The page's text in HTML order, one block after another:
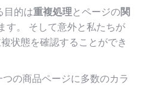
目的は重複処理 とページの関
す。 そして意外と私たちが
状態を確認することができ
の商品ページに多数のカラ